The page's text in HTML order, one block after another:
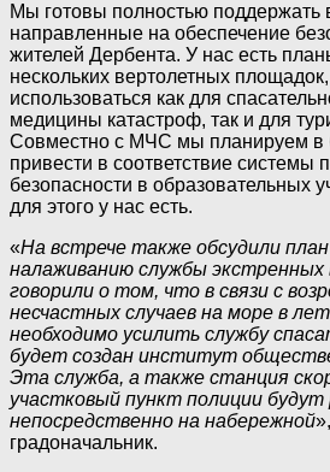
Мы готовы полностью поддержать
направленные на обеспечение
жителей Дербента. У нас есть
нескольких вертолетных
использоваться как для
медицины катастроф, так и для
Совместно с МЧС мы планируем в
привести в соответствие системы
безопасности в образовательных
для этого у нас есть.
«На встрече также обсудили
налаживанию службы экстренных
говорили о том, что в связи с
несчастных случаев на море в
необходимо усилить службу
будет создан институт
Эта служба, а также станция
участковый пункт полиции
непосредственно на набережной
градоначальник.